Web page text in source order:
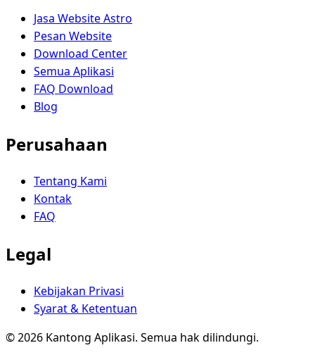
Jasa Website Astro
Pesan Website
Download Center
Semua Aplikasi
FAQ Download
Blog
Perusahaan
Tentang Kami
Kontak
FAQ
Legal
Kebijakan Privasi
Syarat & Ketentuan
© 2026 Kantong Aplikasi. Semua hak dilindungi.